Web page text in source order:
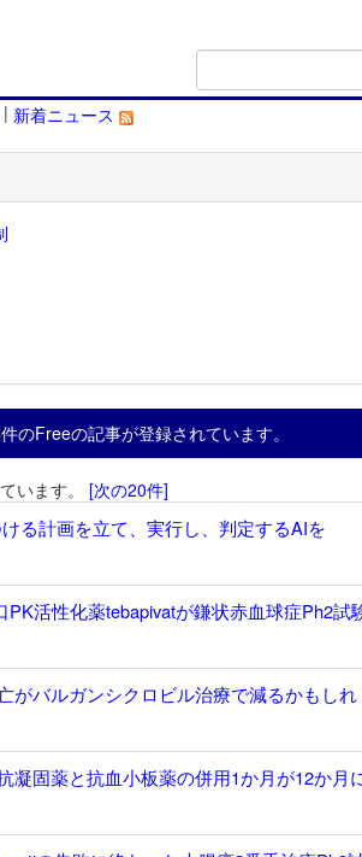
| 新着ニュース
のFreeの記事が登録されています。
います。 [次の20件]
る計画を立て、実行し、判定するAIを
PK活性化薬tebapivatが鎌状赤血球症Ph2試
がバルガンシクロビル治療で減るかもしれ
凝固薬と抗血小板薬の併用1か月が12か月